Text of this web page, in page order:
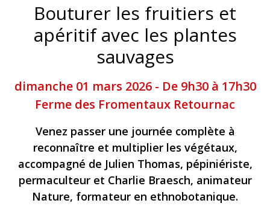
Bouturer les fruitiers et
apéritif avec les plantes
sauvages
dimanche 01 mars 2026 - De 9h30 à 17h30
Ferme des Fromentaux Retournac
Venez passer une journée complète à
reconnaître et multiplier les végétaux,
accompagné de Julien Thomas, pépiniériste,
permaculteur et Charlie Braesch, animateur
Nature, formateur en ethnobotanique.